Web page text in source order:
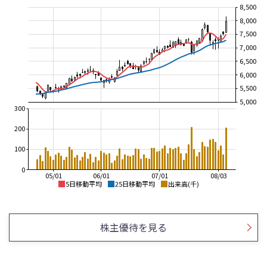
5日移動平均 25日移動平均 出来高(千)
08/03
07/01
06/01
05/01
5,000
5,500
6,000
6,500
7,000
7,500
8,000
8,500
0
100
200
300
6,000
7,000
8,000
6,000
7,000
8,000
株主優待を見る